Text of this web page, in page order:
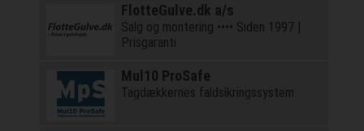
FlotteGulve.dk a/s
Salg og montering •••• Siden 1997 |
Prisgaranti
Mul10 ProSafe
Tagdækkernes faldsikringssystem